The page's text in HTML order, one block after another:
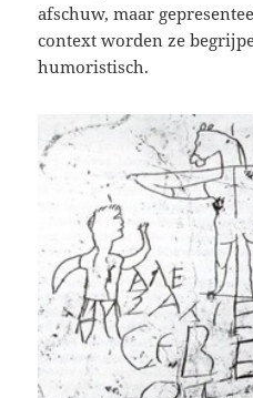
afschuw, maar
context worden ze
humoristisch.